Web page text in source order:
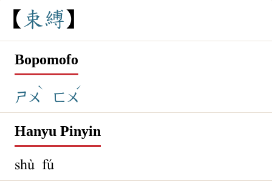
束 縛
Bopomofo
ㄕㄨ
ˋ
ㄈㄨ
ˊ
Hanyu Pinyin
shù fú